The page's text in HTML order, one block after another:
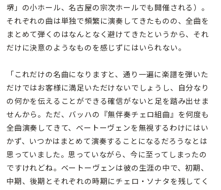
堺」の小ホール、名古屋の宗次ホールでも開催される）。
それぞれの曲は単独で頻繁に演奏してきたものの、全曲を
まとめて弾くのはなんとなく避けてきたというから、それ
だけに決意のようなものを感じずにはいられない。
「これだけの名曲になりますと、通り一遍に楽譜を弾いた
だけではお客様に満足いただけないでしょうし、自分なり
の何かを伝えることができる確信がないと足を踏み出せま
せんから。ただ、バッハの『無伴奏チェロ組曲』を何度も
全曲演奏してきて、ベートーヴェンを無視するわけにはい
かず、いつかはまとめて演奏することになるだろうなとは
思っていました。思っていながら、今に至ってしまったの
ですけれどね。ベートーヴェンは彼の生涯の中で、初期、
中期、後期とそれぞれの時期にチェロ・ソナタを残してく